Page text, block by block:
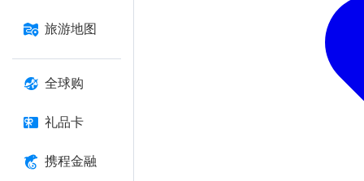
旅游地图
全球购
礼品卡
携程金融